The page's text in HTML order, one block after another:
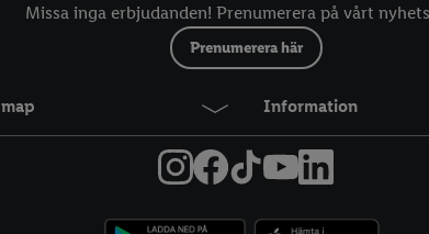
Missa inga erbjudanden! Prenumerera på vårt
Prenumerera här
Information